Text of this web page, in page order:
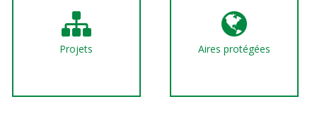
Projets Aires protégées